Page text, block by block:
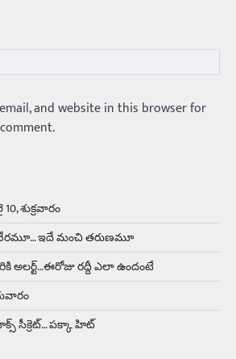
and website in this browser for
శుక్రవారం
ఇదే మంచి తరుణమూ
అలర్ట్‌…ఈరోజు రద్దీ ఎలా ఉందంటే
సీక్రెట్‌… పక్కా హిట్‌
Balachander 15/04/2026
అమ్మాయిని పుత్తడి బొమ్మఅని లేదా బాపూ
ఉంటారనే నానుడి…
Balachander
ప్రదేశ్‌లోని ఝాన్సీ జిల్లాలో ఒక వింతైన రోడ్డు
చోటుచేసుకుంది. ఝాన్సీ–కాన్పూర్ జాతీయ
వేల సంఖ్యలో బీరు…
Trending
ఆదివారం బట్టలు ఉతికితే…జైలుకే